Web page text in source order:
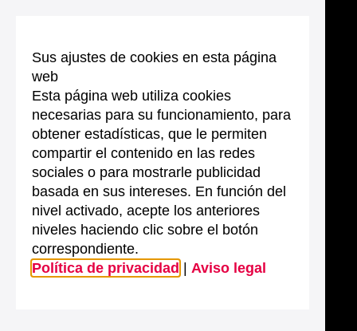
Sus ajustes de cookies en esta página
web
Esta página web utiliza cookies
necesarias para su funcionamiento, para
obtener estadísticas, que le permiten
compartir el contenido en las redes
sociales o para mostrarle publicidad
basada en sus intereses. En función del
nivel activado, acepte los anteriores
niveles haciendo clic sobre el botón
correspondiente.
Política de privacidad
Aviso legal